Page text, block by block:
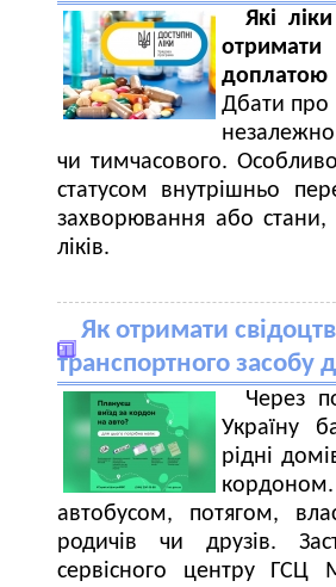
Які
Дбати про
чи тимчасового.
статусом внутрішньо
захворювання або стани,
ліків.
Як отримати
транспортного засобу
Через
Україну
рідні
кордоном.
автобусом, потягом,
родичів чи друзів.
сервісного центру ГСЦ